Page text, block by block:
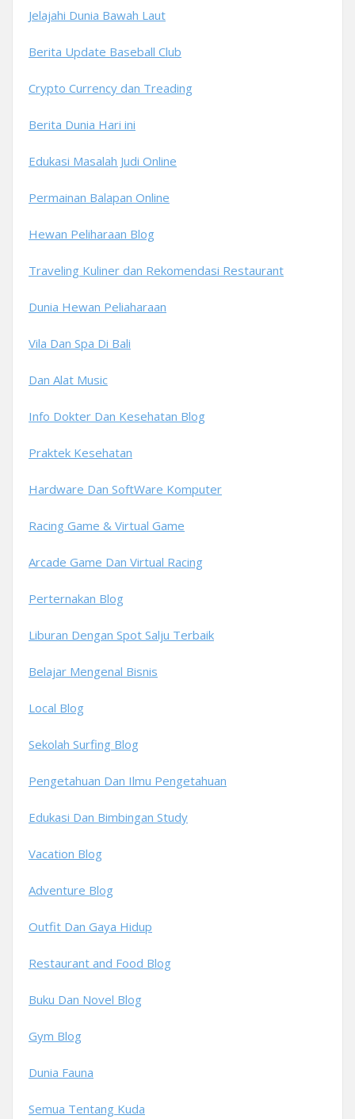
Jelajahi Dunia Bawah Laut
Berita Update Baseball Club
Crypto Currency dan Treading
Berita Dunia Hari ini
Edukasi Masalah Judi Online
Permainan Balapan Online
Hewan Peliharaan Blog
Traveling Kuliner dan Rekomendasi Restaurant
Dunia Hewan Peliaharaan
Vila Dan Spa Di Bali
Dan Alat Music
Info Dokter Dan Kesehatan Blog
Praktek Kesehatan
Hardware Dan SoftWare Komputer
Racing Game & Virtual Game
Arcade Game Dan Virtual Racing
Perternakan Blog
Liburan Dengan Spot Salju Terbaik
Belajar Mengenal Bisnis
Local Blog
Sekolah Surfing Blog
Pengetahuan Dan Ilmu Pengetahuan
Edukasi Dan Bimbingan Study
Vacation Blog
Adventure Blog
Outfit Dan Gaya Hidup
Restaurant and Food Blog
Buku Dan Novel Blog
Gym Blog
Dunia Fauna
Semua Tentang Kuda